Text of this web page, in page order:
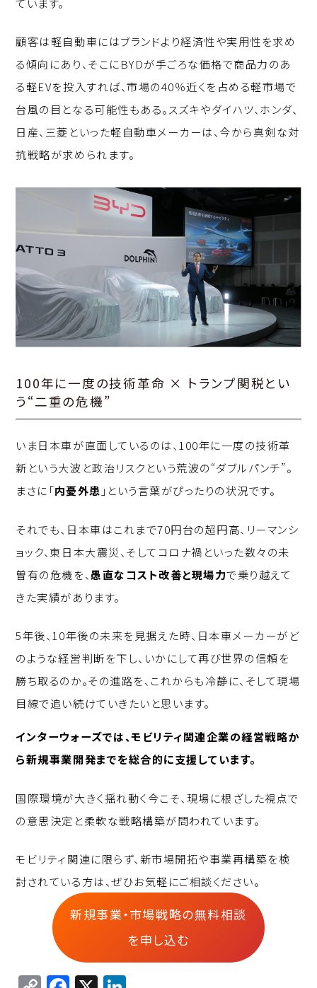
顧客は軽自動車にはブランドより経済性や実用性を求め
る傾向にあり、そこにBYDが手ごろな価格で商品力のあ
る軽EVを投入すれば、市場の40％近くを占める軽市場で
台風の目となる可能性もある。スズキやダイハツ、ホンダ、
日産、三菱といった軽自動車メーカーは、今から真剣な対
抗戦略が求められます。
100年に一度の技術革命 × トランプ関税とい
う“二重の危機”
いま日本車が直面しているのは、100年に一度の技術革
新という大波と政治リスクという荒波の“ダブルパンチ”。
まさに「内憂外患 」という言葉がぴったりの状況です。
それでも、日本車はこれまで70円台の超円高、リーマンシ
ョック、東日本大震災、そしてコロナ禍といった数々の未
曽有の危機を、 愚直なコスト改善と現場力で乗り越えて
きた実績があります。
5年後、10年後の未来を見据えた時、日本車メーカーがど
のような経営判断を下し、いかにして再び世界の信頼を
勝ち取るのか。その進路を、これからも冷静に、そして現場
目線で追い続けていきたいと思います。
インターウォーズでは、モビリティ関連企業の経営戦略か
ら新規事業開発までを総合的に支援しています。
国際環境が大きく揺れ動く今こそ、現場に根ざした視点で
の意思決定と柔軟な戦略構築が問われています。
モビリティ関連に限らず、新市場開拓や事業再構築を検
討されている方は、ぜひお気軽にご相談ください。
新規事業・市場戦略の無料相談
を申し込む